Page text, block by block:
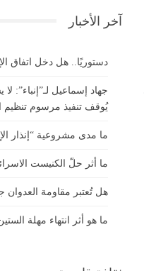
آخر الأخبار
دستوريًا.. هل دخل اتفاق
جهاد إسماعيل لـ”إنباء”:
يُوقف تنفيذ مرسوم تنظيم
ما مدى مشروعية “إنذار
ما أثر حلّ الكنيست
هل تُعتبر مقاومة العدوان
ما هو أثر انتهاء مهلة